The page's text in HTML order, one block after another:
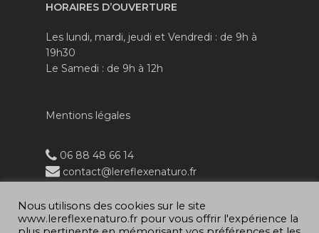
HORAIRES D’OUVERTURE
Les lundi, mardi, jeudi et Vendredi : de 9h à
19h30
Le Samedi : de 9h à 12h
Mentions légales
06 88 48 66 14
contact@lereflexenaturo.fr
Nous utilisons des cookies sur le site
www.lereflexenaturo.fr pour vous offrir l'expérience la